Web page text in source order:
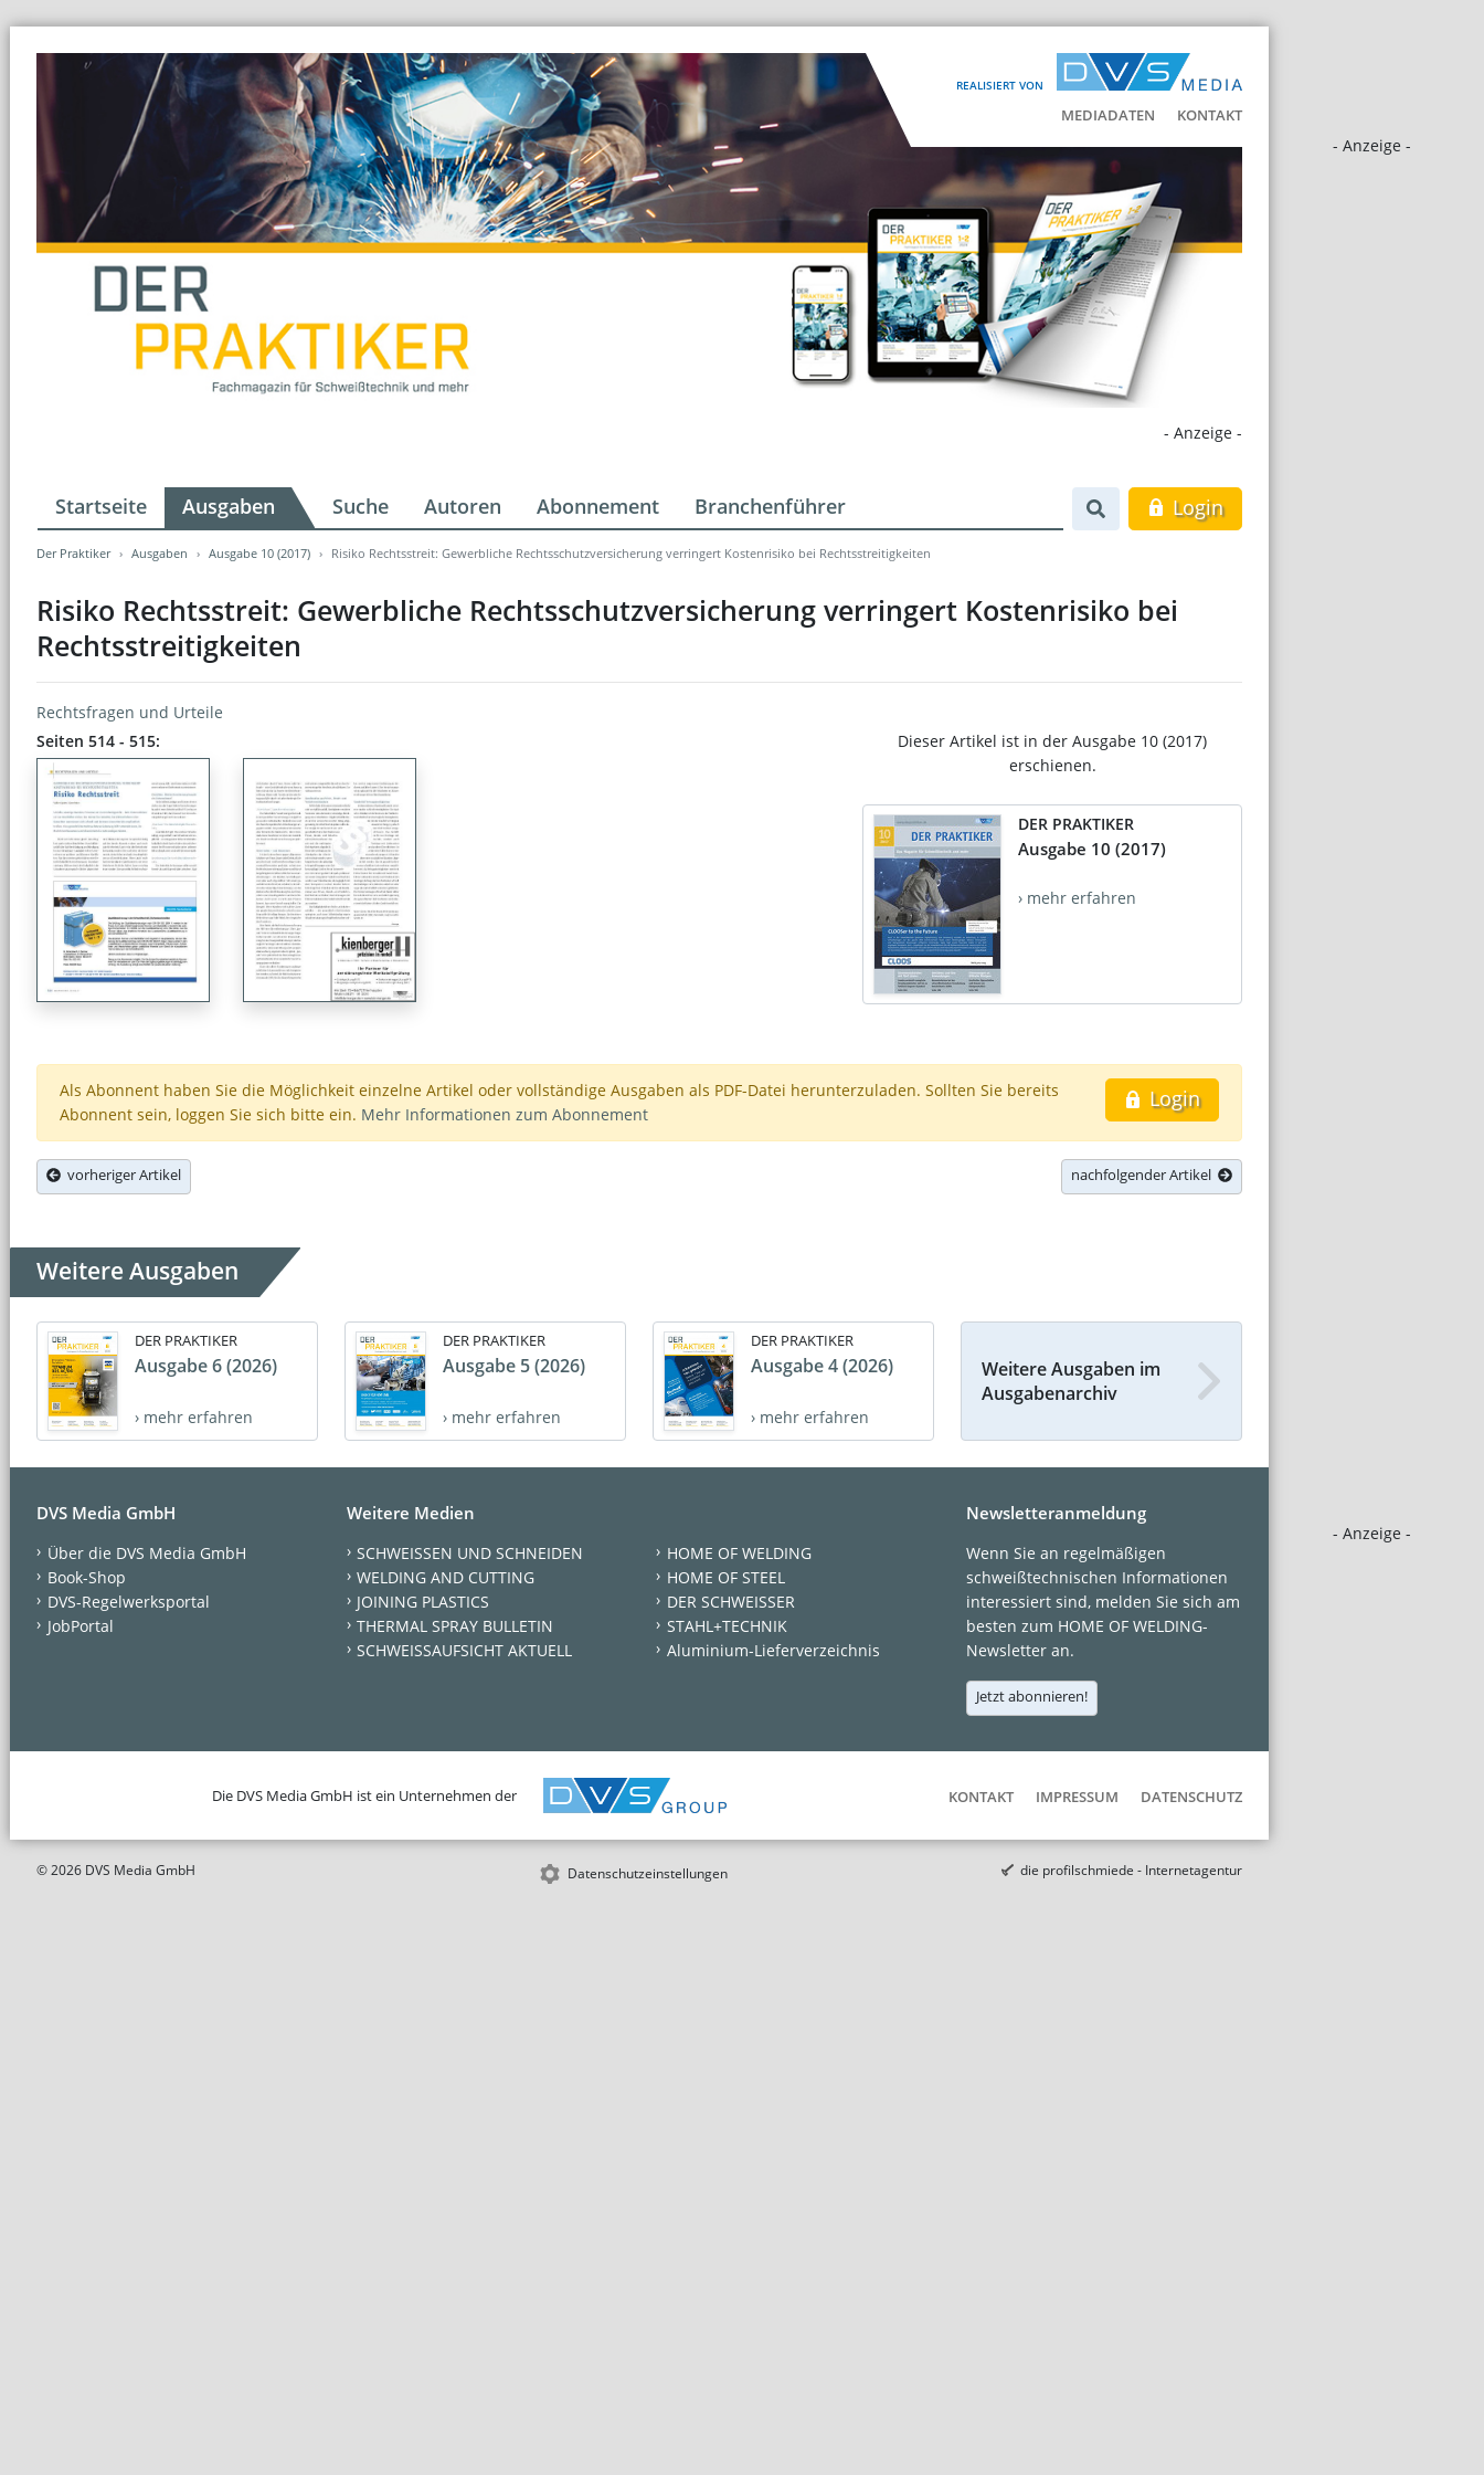
REALISIERT VON
MEDIADATEN KONTAKT
- Anzeige -
- Anzeige -
- Anzeige -
Startseite Ausgaben Suche Autoren Abonnement Branchenführer Login
Der Praktiker Ausgaben Ausgabe 10 (2017) Risiko Rechtsstreit: Gewerbliche Rechtsschutzversicherung verringert Kostenrisiko bei Rechtsstreitigkeiten
Risiko Rechtsstreit: Gewerbliche Rechtsschutzversicherung verringert Kostenrisiko bei
Rechtsstreitigkeiten
Rechtsfragen und Urteile
Seiten 514 - 515:
Dieser Artikel ist in der Ausgabe 10 (2017)
erschienen.
DER PRAKTIKER
Ausgabe 10 (2017)
› mehr erfahren
Login
Als Abonnent haben Sie die Möglichkeit einzelne Artikel oder vollständige Ausgaben als PDF-Datei herunterzuladen. Sollten Sie bereits
Abonnent sein, loggen Sie sich bitte ein. Mehr Informationen zum Abonnement
vorheriger Artikel nachfolgender Artikel
Weitere Ausgaben
DER PRAKTIKER
Ausgabe 6 (2026)
› mehr erfahren
DER PRAKTIKER
Ausgabe 5 (2026)
› mehr erfahren
DER PRAKTIKER
Ausgabe 4 (2026)
› mehr erfahren
Weitere Ausgaben im
Ausgabenarchiv
DVS Media GmbH
Über die DVS Media GmbH
Book-Shop
DVS-Regelwerksportal
JobPortal
Weitere Medien
SCHWEISSEN UND SCHNEIDEN
WELDING AND CUTTING
JOINING PLASTICS
THERMAL SPRAY BULLETIN
SCHWEISSAUFSICHT AKTUELL
HOME OF WELDING
HOME OF STEEL
DER SCHWEISSER
STAHL+TECHNIK
Aluminium-Lieferverzeichnis
Newsletteranmeldung
Wenn Sie an regelmäßigen
schweißtechnischen Informationen
interessiert sind, melden Sie sich am
besten zum HOME OF WELDING-
Newsletter an.
Jetzt abonnieren!
Die DVS Media GmbH ist ein Unternehmen der KONTAKT IMPRESSUM DATENSCHUTZ
© 2026 DVS Media GmbH Datenschutzeinstellungen die profilschmiede - Internetagentur